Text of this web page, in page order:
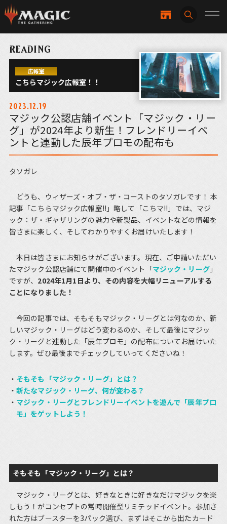
READING
広報室
こちらマジック広報室！！
2023.12.19
マジック公認店舗イベント「マジック・リー
グ」が2024年より新生！フレンドリーイベ
ントと連動した辰年プロモの配布も
タソガレ
どうも、ウィザーズ・オブ・ザ・コーストのタソガレです！ 本
記事「こちらマジック広報室!!」略して「こちマ!!」では、マジ
ック：ザ・ギャザリングの魅力や新製品、イベントなどの情報を
皆さまに楽しく、そしてわかりやすくお届けいたします！
本日は皆さまにお知らせがございます。現在、ご申請いただい
たマジック公認店舗にて開催中のイベント「マジック・リーグ」
ですが、 2024年1月1日より、その内容を大幅リニューアルする
ことになりました！
今回の記事では、そもそもマジック・リーグとは何なのか、新
しいマジック・リーグはどう変わるのか、そして最後にマジッ
ク・リーグと連動した「辰年プロモ」の配布についてお届けいた
します。ぜひ最後までチェックしていってくださいね！
そもそも「マジック・リーグ」とは？
新たなマジック・リーグ、何が変わる？
マジック・リーグとフレンドリーイベントを遊んで「辰年プロ
モ」をゲットしよう！
そもそも「マジック・リーグ」とは？
マジック・リーグとは、好きなときに好きなだけマジックを楽
しもう！がコンセプトの常時開催型リミテッドイベント。参加さ
れた方はブースターを3パック選び、まずはそこから出たカード